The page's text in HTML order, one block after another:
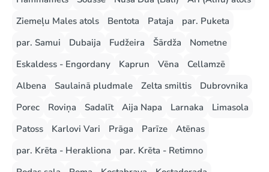
Ziemeļu Males atols
Bentota Pataja
par. Puketa
par. Samui
Dubaija Fudžeira Šārdža
Nometne
Eskaldess - Engordany
Kaprun Vēna
Cellamzē
Albena
Saulainā pludmale Zelta smiltis
Dubrovnika
Porec
Roviņa Sadalīt Aija Napa Larnaka
Limasola
Patoss
Karlovi Vari Prāga Parīze
Atēnas
par. Krēta - Herakliona
par. Krēta - Retimno